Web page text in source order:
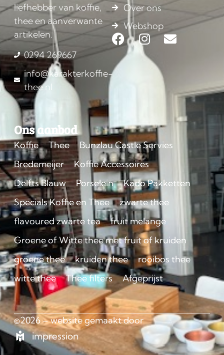
liefhebber van koffie,
thee en aanverwante
artikelen.
0294 269667
info@karakterkoffie-
thee.nl
Over ons
Webshop
Ons aanbod
Koffie Thee
Bunzlau Castle Servies
Bredemeijer
Koffie Accessoires
Delfts Blauw
Porselein
Kado Pakketten
Specials Koffie en Thee
zwarte thee
flavoured zwarte tea
fruit melange
Groene of Witte thee met fruit of kruiden
groene thee
kruiden thee
rooibos thee
witte thee
Thee filters Afgeprijst
©2026 – website gemaakt door
impression